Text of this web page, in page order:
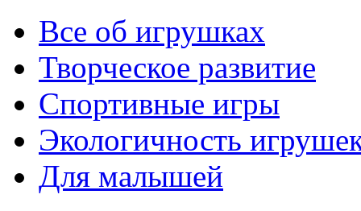
Все об игрушках
Творческое развитие
Спортивные игры
Экологичность
Для малышей